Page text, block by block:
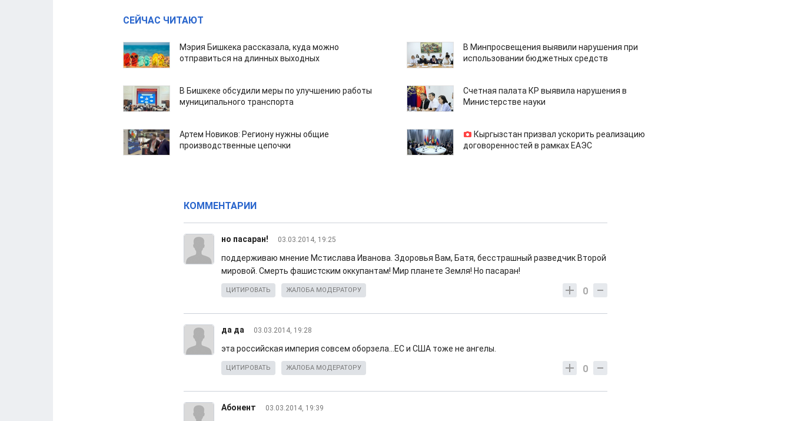
СЕЙЧАС ЧИТАЮТ
Мэрия Бишкека рассказала, куда можно
отправиться на длинных выходных
В Минпросвещения выявили нарушения при
использовании бюджетных средств
В Бишкеке обсудили меры по улучшению работы
муниципального транспорта
Счетная палата КР выявила нарушения в
Министерстве науки
Артем Новиков: Региону нужны общие
производственные цепочки
Кыргызстан призвал ускорить реализацию
договоренностей в рамках ЕАЭС
КОММЕНТАРИИ
но пасаран! 03.03.2014, 19:25
поддерживаю мнение Мстислава Иванова. Здоровья Вам, Батя, бесстрашный разведчик Второй
мировой. Смерть фашистским оккупантам! Мир планете Земля! Но пасаран!
0
ЦИТИРОВАТЬ ЖАЛОБА МОДЕРАТОРУ
да да 03.03.2014, 19:28
эта российская империя совсем оборзела...ЕС и США тоже не ангелы.
0
ЦИТИРОВАТЬ ЖАЛОБА МОДЕРАТОРУ
Абонент 03.03.2014, 19:39